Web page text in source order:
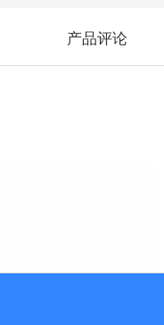
产品评论